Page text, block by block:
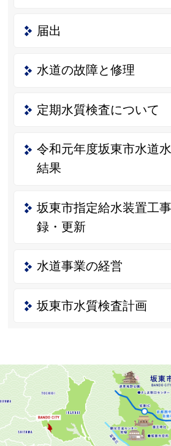
届出
水道の故障と修理
定期水質検査について
令和元年度坂東市水道
結果
坂東市指定給水装置工
録・更新
水道事業の経営
坂東市水質検査計画